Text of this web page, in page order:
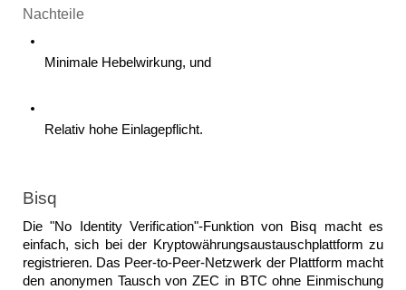
Nachteile
Minimale Hebelwirkung, und
Relativ hohe Einlagepflicht.
Bisq
Die "No Identity Verification"-Funktion von Bisq macht es
einfach, sich bei der Kryptowährungsaustauschplattform zu
registrieren. Das Peer-to-Peer-Netzwerk der Plattform macht
den anonymen Tausch von ZEC in BTC ohne Einmischung